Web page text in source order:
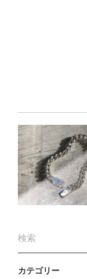
カテゴリー